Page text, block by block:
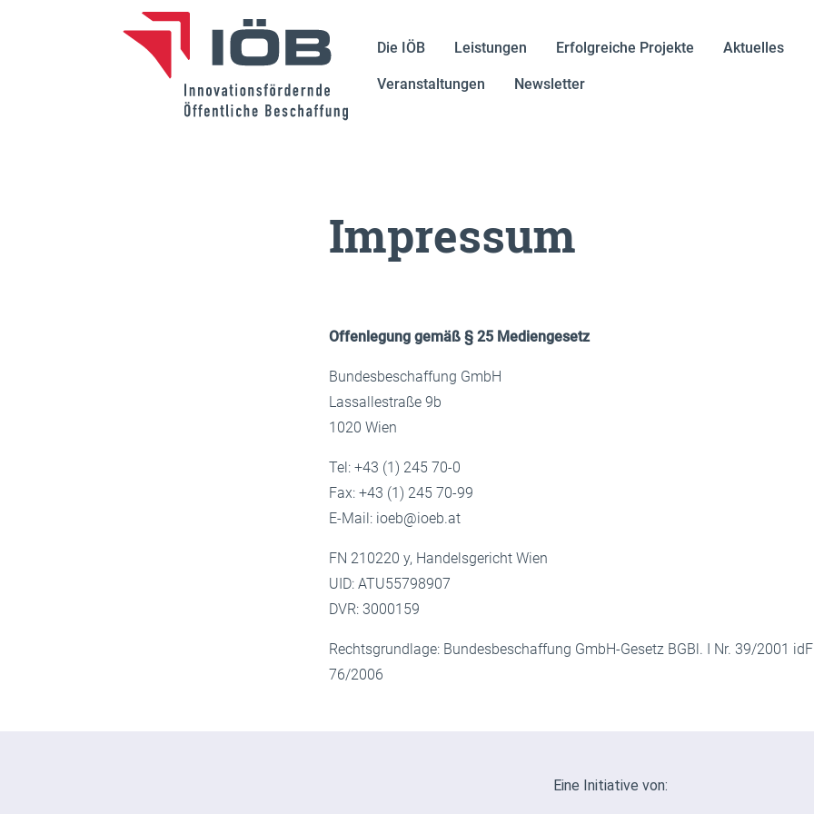
Die IÖB Leistungen Erfolgreiche Projekte Aktuelles
Veranstaltungen Newsletter
Impressum
Offenlegung gemäß § 25 Mediengesetz
Bundesbeschaffung GmbH
Lassallestraße 9b
1020 Wien
Tel: +43 (1) 245 70-0
Fax: +43 (1) 245 70-99
E-Mail: ioeb@ioeb.at
FN 210220 y, Handelsgericht Wien
UID: ATU55798907
DVR: 3000159
Rechtsgrundlage: Bundesbeschaffung GmbH-Gesetz BGBl. I Nr. 39/2001 idF
76/2006
Eine Initiative von: